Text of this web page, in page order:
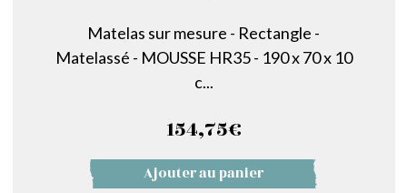
Matelas sur mesure - Rectangle -
Matelassé - MOUSSE HR35 - 190 x 70 x 10
c...
154,75€
Ajouter au panier